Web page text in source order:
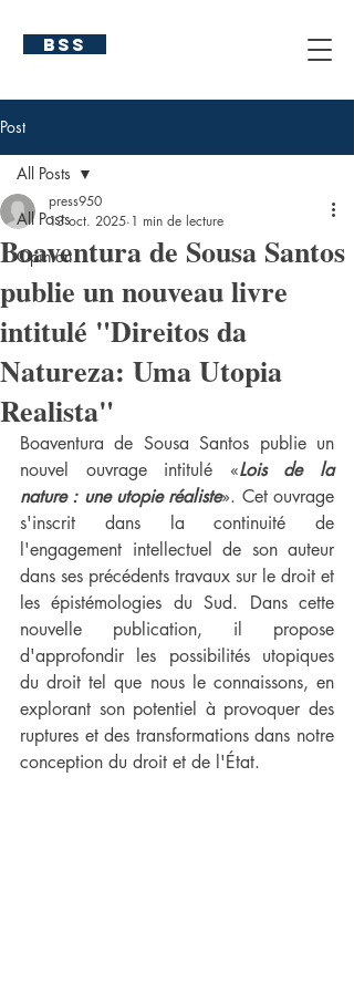
BSS
Post
All Posts
Opinion
All Posts
Boaventura de Sousa Santos
publie un nouveau livre
intitulé "Direitos da
Natureza: Uma Utopia
Realista"
press950
13 oct. 2025 1 min de lecture
Boaventura de Sousa Santos publie un
nouvel ouvrage intitulé «Lois de la
nature : une utopie réaliste». Cet ouvrage
s'inscrit dans la continuité de
l'engagement intellectuel de son auteur
dans ses précédents travaux sur le droit et
les épistémologies du Sud. Dans cette
nouvelle publication, il propose
d'approfondir les possibilités utopiques
du droit tel que nous le connaissons, en
explorant son potentiel à provoquer des
ruptures et des transformations dans notre
conception du droit et de l'État.